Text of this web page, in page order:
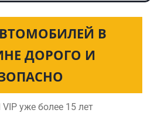
В
ДОРОГО И
уже более 15 лет